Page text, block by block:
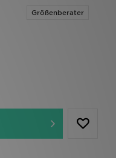
Größenberater